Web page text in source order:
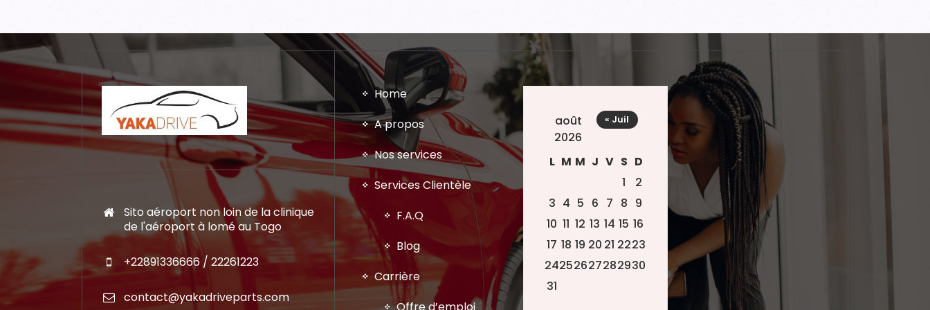
Sito aéroport non loin de la clinique
de l'aéroport à lomé au Togo
+22891336666 / 22261223
contact@yakadriveparts.com
Home
A propos
Nos services
Services Clientèle
F.A.Q
Blog
Carrière
Offre d’emploi
août
2026
L M M J V S D
1
2
3 4 5 6 7 8 9
10 11 12 13 14 15 16
17 18 19 20 21 2223
24252627282930
31
« Juil